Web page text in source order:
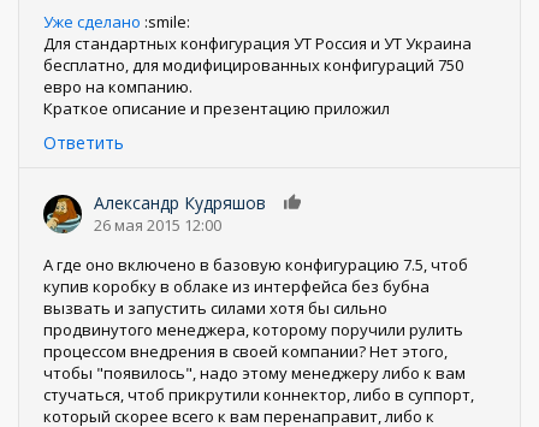
Уже сделано :smile:
Для стандартных конфигурация УТ Россия и УТ Украина
бесплатно, для модифицированных конфигураций 750
евро на компанию.
Краткое описание и презентацию приложил
Ответить
Александр Кудряшов
26 мая 2015 12:00
А где оно включено в базовую конфигурацию 7.5, чтоб
купив коробку в облаке из интерфейса без бубна
вызвать и запустить силами хотя бы сильно
продвинутого менеджера, которому поручили рулить
процессом внедрения в своей компании? Нет этого,
чтобы "появилось", надо этому менеджеру либо к вам
стучаться, чтоб прикрутили коннектор, либо в суппорт,
который скорее всего к вам перенаправит, либо к